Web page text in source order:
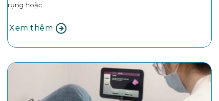
rụng hoặc
Xem thêm